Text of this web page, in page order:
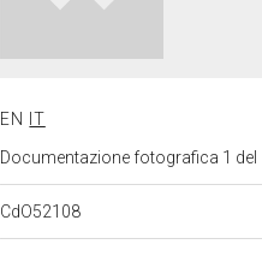
EN
IT
Documentazione fotografica 1
CdO52108